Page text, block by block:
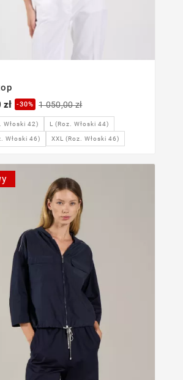
zł
-30% 1 050,00 zł
Włoski 42) L (Roz. Włoski 44)
Włoski 46) XXL (Roz. Włoski 46)